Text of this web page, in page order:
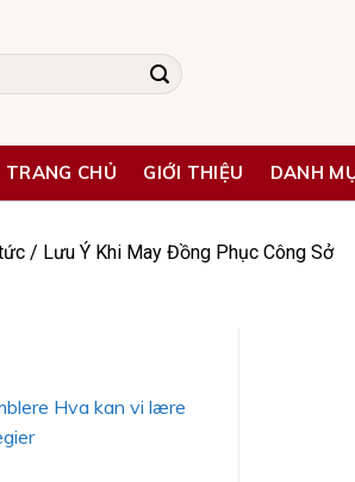
TRANG CHỦ GIỚI THIỆU DANH
/ Lưu Ý Khi May Đồng Phục Công Sở
Hva kan vi lære